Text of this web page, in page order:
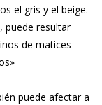
el gris y el beige.
puede resultar
de matices
puede afectar a